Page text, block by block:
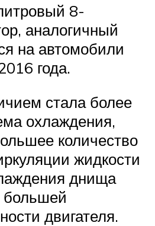
8-
аналогичный
на автомобили
года.
стала более
охлаждения,
количество
жидкости
днища
большей
двигателя.